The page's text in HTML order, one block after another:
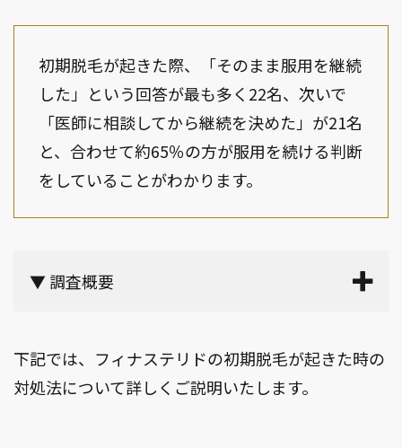
初期脱毛が起きた際、「そのまま服用を継続
した」という回答が最も多く22名、次いで
「医師に相談してから継続を決めた」が21名
と、合わせて約65％の方が服用を続ける判断
をしていることがわかります。
▼ 調査概要
下記では、フィナステリドの初期脱毛が起きた時の
対処法について詳しくご説明いたします。